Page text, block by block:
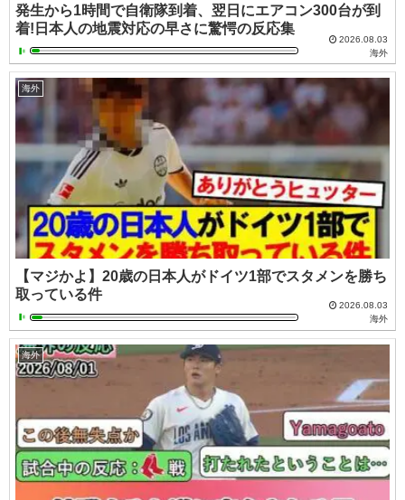
発生から1時間で自衛隊到着、翌日にエアコン300台が到
着!日本人の地震対応の早さに驚愕の反応集
2026.08.03
海外
海外
【マジかよ】20歳の日本人がドイツ1部でスタメンを勝ち
取っている件
2026.08.03
海外
海外